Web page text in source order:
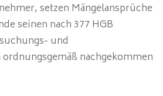
setzen Mängelansprüche
seinen nach 377 HGB
und
nachgekommen